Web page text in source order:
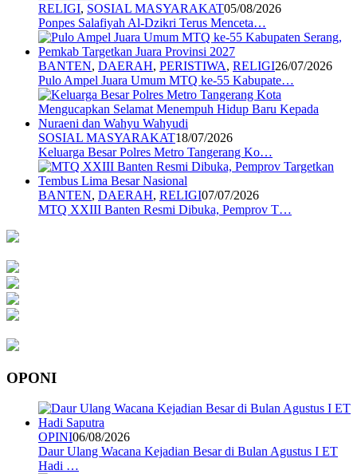
RELIGI, SOSIAL MASYARAKAT05/08/2026
Ponpes Salafiyah Al-Dzikri Terus Menceta…
BANTEN, DAERAH, PERISTIWA, RELIGI26/07/2026
Pulo Ampel Juara Umum MTQ ke-55 Kabupate…
SOSIAL MASYARAKAT18/07/2026
Keluarga Besar Polres Metro Tangerang Ko…
BANTEN, DAERAH, RELIGI07/07/2026
MTQ XXIII Banten Resmi Dibuka, Pemprov T…
OPONI
OPINI06/08/2026
Daur Ulang Wacana Kejadian Besar di Bulan Agustus I ET
Hadi …